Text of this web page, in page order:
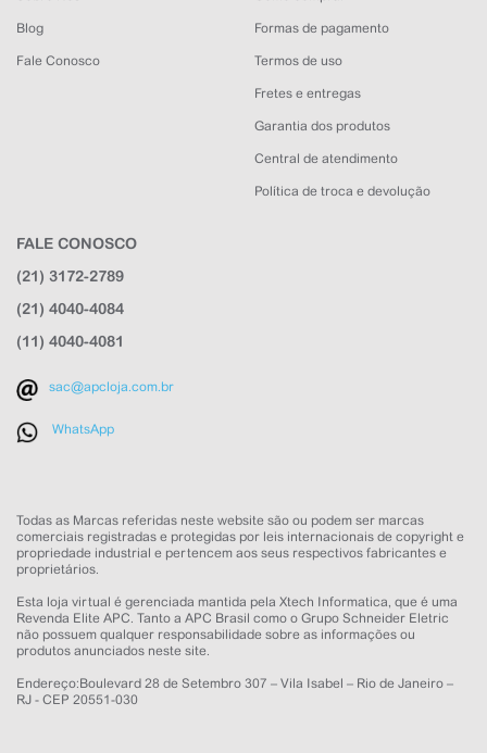
Blog
Fale Conosco
Formas de pagamento
Termos de uso
Fretes e entregas
Garantia dos produtos
Central de atendimento
Política de troca e devolução
FALE CONOSCO
(21) 3172-2789
(21) 4040-4084
(11) 4040-4081
sac@apcloja.com.br
WhatsApp
Todas as Marcas referidas neste website são ou podem ser marcas
comerciais registradas e protegidas por leis internacionais de copyright e
propriedade industrial e pertencem aos seus respectivos fabricantes e
proprietários.
Esta loja virtual é gerenciada mantida pela Xtech Informatica, que é uma
Revenda Elite APC. Tanto a APC Brasil como o Grupo Schneider Eletric
não possuem qualquer responsabilidade sobre as informações ou
produtos anunciados neste site.
Endereço:Boulevard 28 de Setembro 307 – Vila Isabel – Rio de Janeiro –
RJ - CEP 20551-030
EMAIL
WHATSAPP
Aceito receber comunicações da APC Loja